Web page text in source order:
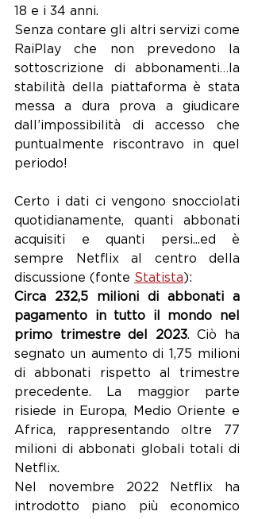
18 e i 34 anni.
Senza contare gli altri servizi come
RaiPlay che non prevedono la
sottoscrizione di abbonamenti…la
stabilità della piattaforma è stata
messa a dura prova a giudicare
dall’impossibilità di accesso che
puntualmente riscontravo in quel
periodo!
Certo i dati ci vengono snocciolati
quotidianamente, quanti abbonati
acquisiti e quanti persi...ed è
sempre Netflix al centro della
discussione (fonte Statista):
Circa 232,5 milioni di abbonati a
pagamento in tutto il mondo nel
primo trimestre del 2023. Ciò ha
segnato un aumento di 1,75 milioni
di abbonati rispetto al trimestre
precedente. La maggior parte
risiede in Europa, Medio Oriente e
Africa, rappresentando oltre 77
milioni di abbonati globali totali di
Netflix.
Nel novembre 2022 Netflix ha
introdotto piano più economico